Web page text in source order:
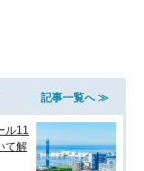
記事一覧へ ≫
ル11
て解